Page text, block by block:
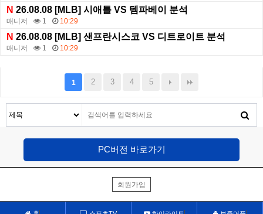
N 26.08.08 [MLB] 시애틀 VS 템파베이 분석
매니저 1 10:29
N 26.08.08 [MLB] 샌프란시스코 VS 디트로이트 분석
매니저 1 10:29
1 2 3 4 5
PC버전 바로가기
회원가입